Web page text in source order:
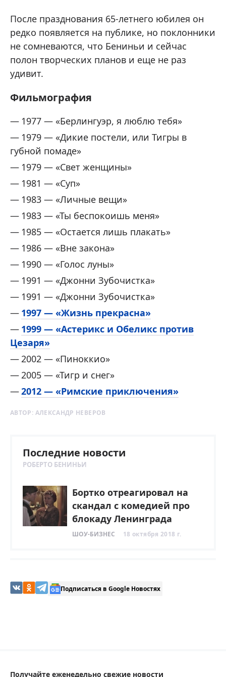
После празднования 65-летнего юбилея он
редко появляется на публике, но поклонники
не сомневаются, что Бениньи и сейчас
полон творческих планов и еще не раз
удивит.
Фильмография
1977 — «Берлингуэр, я люблю тебя»
1979 — «Дикие постели, или Тигры в
губной помаде»
1979 — «Свет женщины»
1981 — «Суп»
1983 — «Личные вещи»
1983 — «Ты беспокоишь меня»
1985 — «Остается лишь плакать»
1986 — «Вне закона»
1990 — «Голос луны»
1991 — «Джонни Зубочистка»
1991 — «Джонни Зубочистка»
1997 — «Жизнь прекрасна»
1999 — «Астерикс и Обеликс против
Цезаря»
2002 — «Пиноккио»
2005 — «Тигр и снег»
2012 — «Римские приключения»
АВТОР: АЛЕКСАНДР НЕВЕРОВ
Последние новости
РОБЕРТО БЕНИНЬИ
Бортко отреагировал на
скандал с комедией про
блокаду Ленинграда
ШОУ-БИЗНЕС 18 октября 2018 г.
Подписаться в Google Новостях
Получайте еженедельно свежие новости